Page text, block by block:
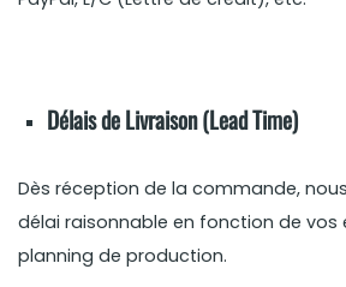
Délais de Livraison (Lead Time)
Dès réception de la commande,
délai raisonnable en fonction de vos
planning de production.